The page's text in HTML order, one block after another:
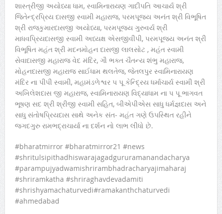
શાસ્ત્રીજી અયોધ્યા ધામ, સ્વામિનારાયણ ગાદીપતિ આચાર્ય શ્રી
જિતેન્દ્રપ્રિય દાસજી સ્વામી મહારાજ, પરમપૂજ્ય અનંત શ્રી વિભૂષિત
શ્રી રાજકુમારદાસજી અયોધ્યા, પરમપૂજ્ય ગુરુવર્ય શ્રી
માધવપ્રિયદાસજી સ્વામી અધ્યક્ષ એસજીવીપી, પરમપૂજ્ય અનંત શ્રી
વિભૂષિત મહંત શ્રી મદનમોહન દાસજી લાલસોટ , મહંત સ્વામી
સેવાદાસજી મહારાજ વેદ મંદિર, ગૌ ભક્ત ચૈતન્ય શંભુ મહારાજ,
મોહનદાસજી મહારાજ સાઈધામ થલતેજ, જેતલપુર સ્વામિનારાયણ
મંદિર ના પીપી સ્વામી, મહામંડળેશ્વર પ પૂ કેન્દ્રિય ધર્માચાર્ય સ્વામી શ્રી
અખિલેશદાસ જી મહારાજ, સ્વામિનારાયણ વિદ્યાધામ ના પ પૂ ભાગવત
ભૂષણ સદ શ્રી શ્રીજી સ્વામી સહિત, બીએપીએસ સાધુ ધર્મજ્ઞદાસ અને
સાધુ સંતોષપ્રિયદાસ સાથે અનેક સંત- મહંત ગણે ઉપસ્થિત રહીને
જગદગુરુ રામભદ્રાચાર્યા ના દર્શન નો લાભ લીધો છે.
#bharatmirror #bharatmirror21 #news
#shritulsipithadhiswarajagadgururamanandacharya
#parampujyadwamishrirambhadracharyajimaharaj
#shriramkatha #shriraghavdevadamiti
#shrishyamachaturvedi#ramakanthchaturvedi
#ahmedabad